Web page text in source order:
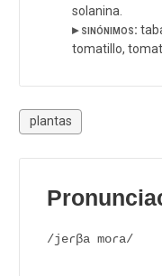
solanina.
▸ sinónimos:
tomatillo,
plantas
/jeɾβa moɾa/